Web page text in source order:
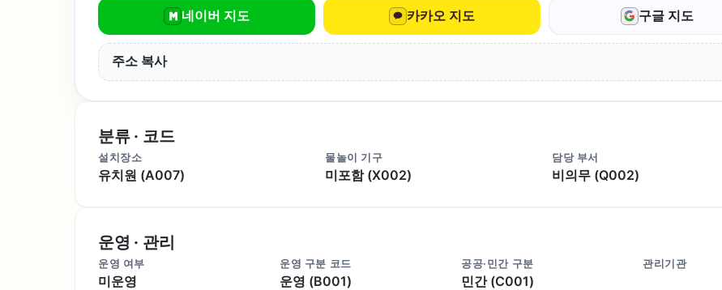
네이버 지도 카카오 지도 구글 지도
주소 복사
분류 · 코드
설치장소
유치원 (A007)
물놀이 기구
미포함 (X002)
담당 부서
비의무 (Q002)
운영 · 관리
운영 여부
미운영
운영 구분 코드
운영 (B001)
공공·민간 구분
민간 (C001)
관리기관